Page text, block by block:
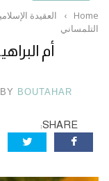
Home
› العقيدة
التلمساني
أم
BY BOUTAHAR
SHARE: